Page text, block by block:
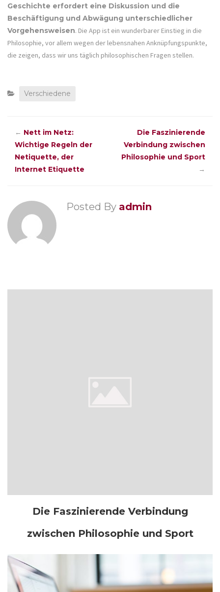
Geschichte erfordert eine Diskussion und die
Beschäftigung und Abwägung unterschiedlicher
Vorgehensweisen. Die App ist ein wunderbarer Einstieg in die
Philosophie, vor allem wegen der lebensnahen Anknüpfungspunkte,
die zeigen, dass wir uns täglich philosophischen Fragen stellen.
Verschiedene
← Nett im Netz:
Wichtige Regeln der
Netiquette, der
Internet Etiquette
Die Faszinierende
Verbindung zwischen
Philosophie und Sport
→
Posted By admin
Die Faszinierende Verbindung
zwischen Philosophie und Sport